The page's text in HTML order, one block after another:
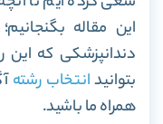
این مقاله
دندانپزشکی که این
بتوانیدانتخاب رشته
همراه ما باشید.